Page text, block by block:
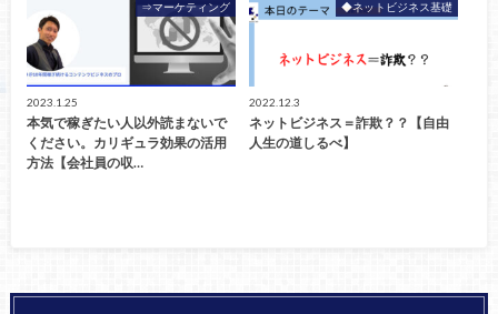
⇒マーケティング
2023.1.25
本気で稼ぎたい人以外読まないで
ください。カリギュラ効果の活用
方法【会社員の収…
◆ネットビジネス基礎
2022.12.3
ネットビジネス＝詐欺？？【自由
人生の道しるべ】